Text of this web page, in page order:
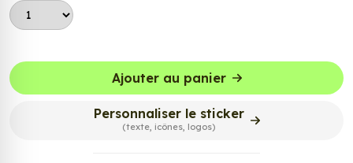
Ajouter au panier
Personnaliser le sticker
(texte, icônes, logos)